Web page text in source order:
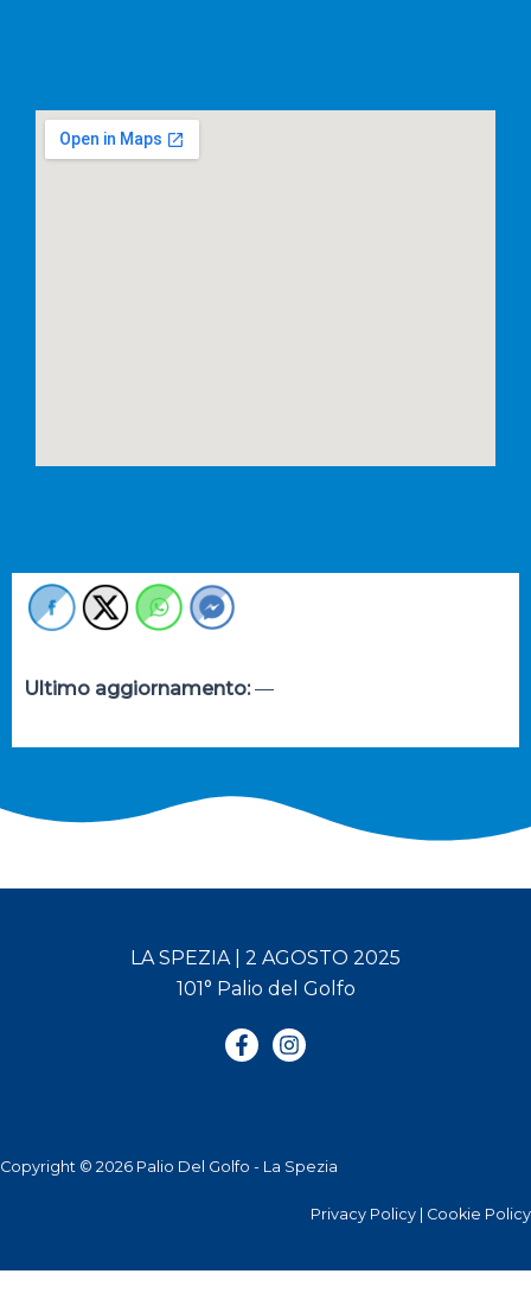
Ultimo aggiornamento:—
LA SPEZIA | 2 AGOSTO 2025
101° Palio del Golfo
Copyright © 2026 Palio Del Golfo - La Spezia
Privacy Policy Cookie Policy